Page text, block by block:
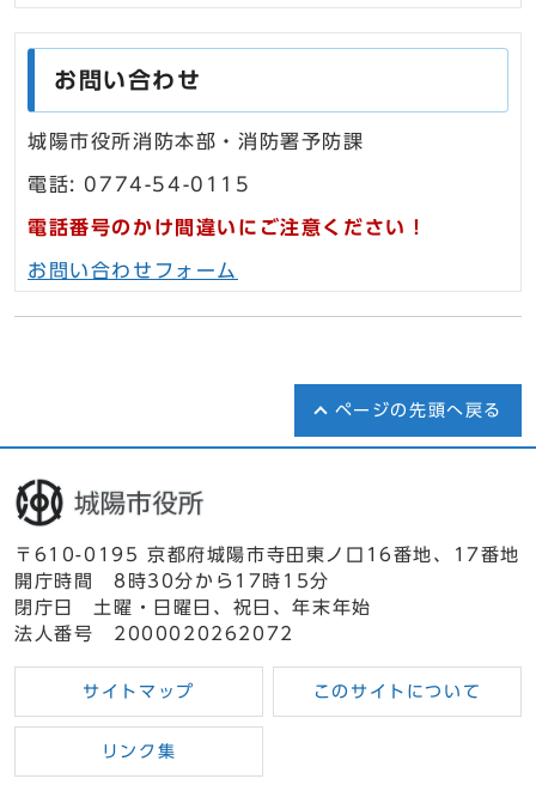
お問い合わせ
城陽市役所消防本部・消防署予防課
電話: 0774-54-0115
電話番号のかけ間違いにご注意ください！
お問い合わせフォーム
ページの先頭へ戻る
〒610-0195 京都府城陽市寺田東ノ口16番地、17番地
開庁時間 8時30分から17時15分
閉庁日 土曜・日曜日、祝日、年末年始
法人番号 2000020262072
サイトマップ このサイトについて
リンク集